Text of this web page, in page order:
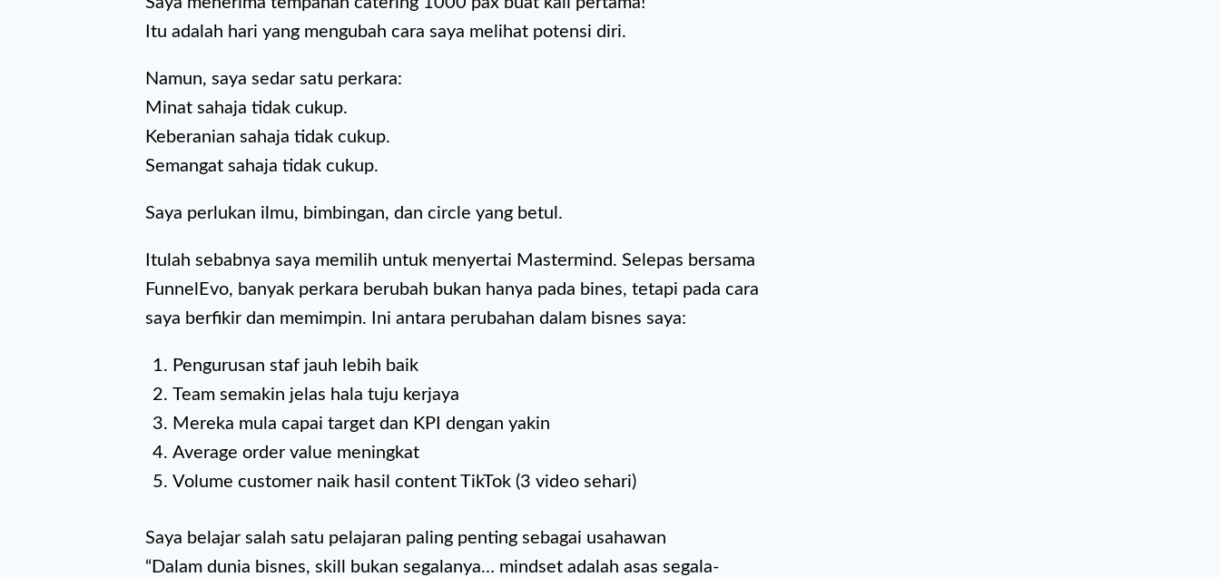
Itu adalah hari yang mengubah cara saya melihat potensi diri.
Namun, saya sedar satu perkara:
Minat sahaja tidak cukup.
Keberanian sahaja tidak cukup.
Semangat sahaja tidak cukup.
Saya perlukan ilmu, bimbingan, dan circle yang betul.
Itulah sebabnya saya memilih untuk menyertai Mastermind. Selepas bersama
FunnelEvo, banyak perkara berubah bukan hanya pada bines, tetapi pada cara
saya berfikir dan memimpin. Ini antara perubahan dalam bisnes saya:
Pengurusan staf jauh lebih baik
Team semakin jelas hala tuju kerjaya
Mereka mula capai target dan KPI dengan yakin
Average order value meningkat
Volume customer naik hasil content TikTok (3 video sehari)
Saya belajar salah satu pelajaran paling penting sebagai usahawan
“Dalam dunia bisnes, skill bukan segalanya… mindset adalah asas segala-